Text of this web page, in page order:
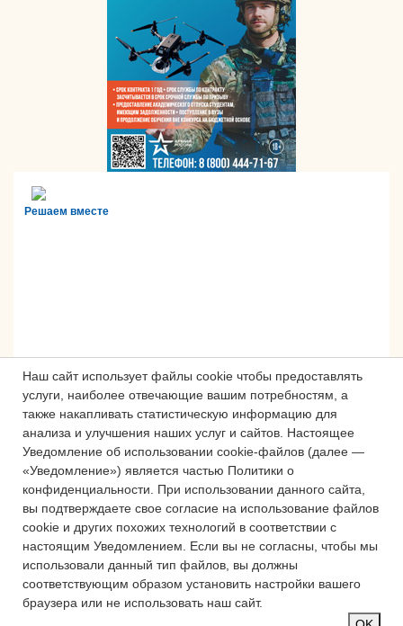
Наш сайт использует файлы cookie чтобы предоставлять
услуги, наиболее отвечающие вашим потребностям, а
также накапливать статистическую информацию для
анализа и улучшения наших услуг и сайтов. Настоящее
Уведомление об использовании cookie-файлов (далее —
«Уведомление») является частью Политики о
конфиденциальности.
При использовании данного сайта,
вы подтверждаете свое согласие на использование файлов
cookie и других похожих технологий в соответствии с
настоящим Уведомлением.
Если вы не согласны, чтобы мы
использовали данный тип файлов, вы должны
соответствующим образом установить настройки вашего
браузера или не использовать наш сайт.
Решаем вместе
Сложности с получением «Пушкинской
карты» или приобретением билетов?
Знаете, как улучшить работу
учреждений культуры?
Написать